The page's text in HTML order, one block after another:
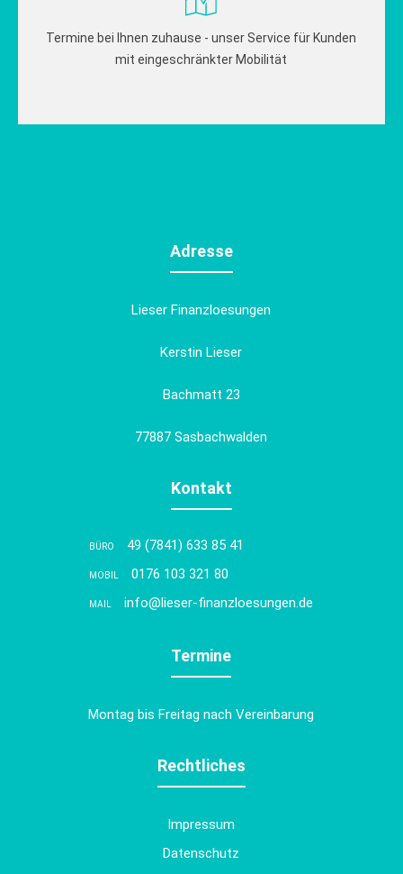
Termine bei Ihnen zuhause - unser Service für Kunden
mit eingeschränkter Mobilität
Adresse
Lieser Finanzloesungen
Kerstin Lieser
Bachmatt 23
77887 Sasbachwalden
Kontakt
BÜRO 49 (7841) 633 85 41
MOBIL 0176 103 321 80
MAIL info@lieser-finanzloesungen.de
Termine
Montag bis Freitag nach Vereinbarung
Rechtliches
Impressum
Datenschutz